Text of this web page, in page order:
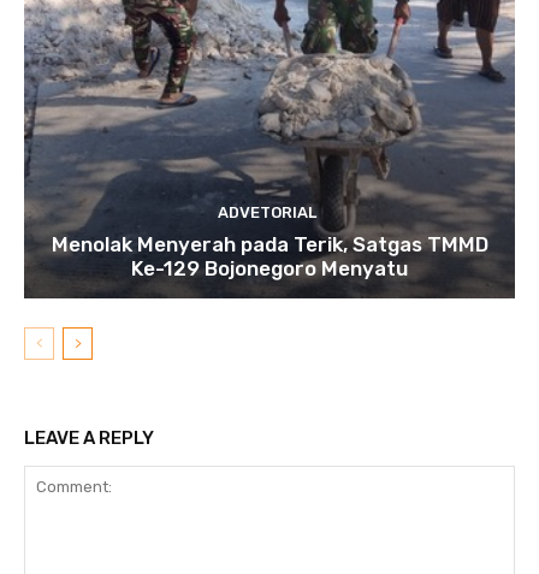
ADVETORIAL
Menolak Menyerah pada Terik, Satgas TMMD
Ke-129 Bojonegoro Menyatu
LEAVE A REPLY